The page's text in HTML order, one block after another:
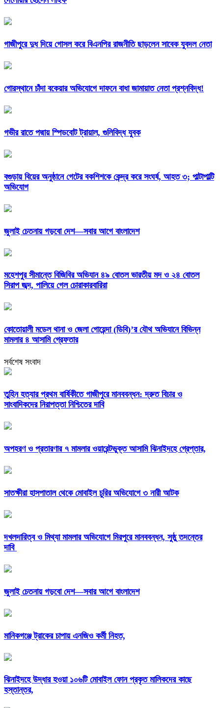
গাজীপুরে দুধ দিয়ে গোসল করে বিএনপির রাজনীতি ছাড়লেন সাবেক যুবদল নেতা
গোরস্থানে চাঁদা বকেয়ার অভিযোগে দাফনে বাধা জামায়াত নেতা প্রশ্নবিদ্ধ!
গভীর রাতে পদ্মায় স্পিডবোট ট্রায়াল, গুলিবিদ্ধ যুবক
বগুড়ায় বিয়ের অনুষ্ঠানে গেটের বকশিশকে কেন্দ্র করে সংঘর্ষ, আহত ৩; পাল্টাপাল্টি
অভিযোগ
জুলাই চেতনায় গড়বো দেশ—সবার আগে বাংলাদেশ
মহেশপুর সীমান্তে বিজিবির অভিযান ৪৯ বোতল ভারতীয় মদ ও ২৪ বোতল
সিরাপ জব্দ, পালিয়ে গেল চোরাকারবারিরা
কোতোয়ালী মডেল থানা ও জেলা গোয়েন্দা (ডিবি)’র যৌথ অভিযানে বিভিন্ন
মামলার ৪ আসামি গ্রেফতার
সর্বশেষ সংবাদ
তুহিন হত্যার প্রথম বার্ষিকীতে গাজীপুরে মানববন্ধন: দ্রুত বিচার ও
সাংবাদিকদের নিরাপত্তা নিশ্চিতের দাবি
অপহরণ ও প্রতারণার ৭ মামলার ওয়ারেন্টভুক্ত আসামি ঝিনাইদহে গ্রেপ্তার,
সাতক্ষীরা হাসপাতাল থেকে মোবাইল চুরির অভিযোগে ৩ নারী আটক
দখলদারিত্ব ও মিথ্যা মামলার অভিযোগে মিরপুরে মানববন্ধন, সুষ্ঠু তদন্তের
দাবি
জুলাই চেতনায় গড়বো দেশ—সবার আগে বাংলাদেশ
মানিকগঞ্জে ট্রাকের চাপায় এনজিও কর্মী নিহত,
ঝিনাইদহে উদ্ধার হওয়া ১০৬টি মোবাইল ফোন প্রকৃত মালিকদের কাছে
হস্তান্তর,